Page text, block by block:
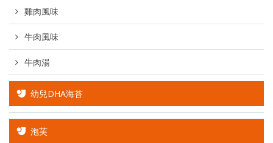
雞肉風味
牛肉風味
牛肉湯
幼兒DHA海苔
泡芙